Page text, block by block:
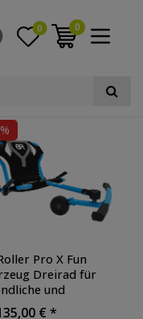
0 0
811450
Pro X Fun
Dreirad für
und
Trike ab 10
€ *